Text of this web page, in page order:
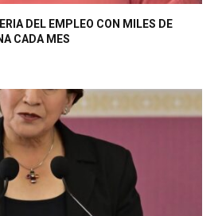
DEL EMPLEO CON MILES DE
CADA MES